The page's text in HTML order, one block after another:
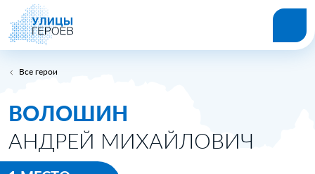
Все герои
ВОЛОШИН
АНДРЕЙ МИХАЙЛОВИЧ